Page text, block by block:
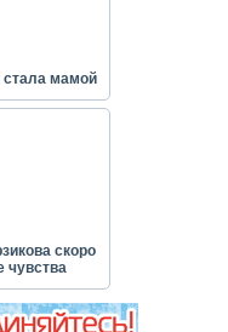
стала мамой
скоро
чувства